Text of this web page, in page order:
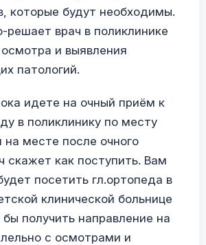
которые будут необходимы.
решает врач в поликлинике
и выявления
патологий.
идете на очный приём к
в поликлинику по месту
на месте после очного
скажет как поступить. Вам
посетить гл.ортопеда в
клинической больнице
бы получить направление на
с осмотрами и